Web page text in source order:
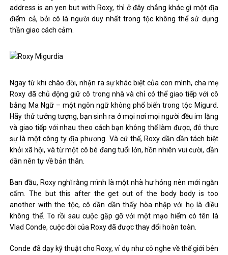
address is an yen but with Roxy, thì ở đây chẳng khác gì một địa
điểm cả, bởi cô là người duy nhất trong tộc không thể sử dụng
thần giao cách cảm.
Ngay từ khi chào đời, nhận ra sự khác biệt của con mình, cha mẹ
Roxy đã chủ động giữ cô trong nhà và chỉ có thể giao tiếp với cô
bằng Ma Ngữ – một ngôn ngữ không phổ biến trong tộc Migurd.
Hãy thử tưởng tượng, bạn sinh ra ở mọi nơi mọi người đều im lặng
và giao tiếp với nhau theo cách bạn không thể làm được, đó thực
sự là một công ty địa phương. Và cứ thế, Roxy dần dần tách biệt
khỏi xã hội, và từ một cô bé đang tuổi lớn, hồn nhiên vui cười, dần
dần nên tự về bản thân.
Ban đầu, Roxy nghĩ rằng mình là một nhà hư hỏng nên mới ngăn
cấm. The but this after the get out of the body body is too
another with the tộc, cô dần dần thấy hòa nhập với họ là điều
không thể. To rồi sau cuộc gặp gỡ với một mạo hiểm có tên là
Vlad Conde, cuộc đời của Roxy đã được thay đổi hoàn toàn.
Conde đã dạy kỹ thuật cho Roxy, ví dụ như cô nghe về thế giới bên